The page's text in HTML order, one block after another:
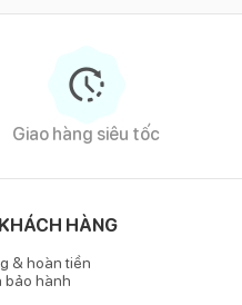
Tã dán
vừa vặn theo từng chuyển
thể co dãn 2 lần chính nó.
Giao hàng siêu tốc
HÀNG
& hoàn tiền
bảo hành